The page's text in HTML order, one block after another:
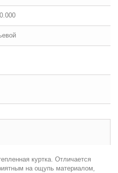
куртка. Отличается
на ощупь материалом,